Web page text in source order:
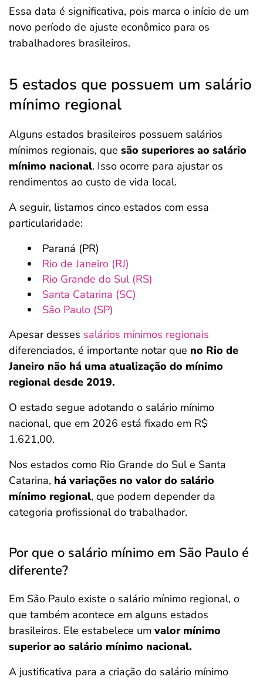
Essa data é significativa, pois marca o início de um
novo período de ajuste econômico para os
trabalhadores brasileiros.
5 estados que possuem um salário
mínimo regional
Alguns estados brasileiros possuem salários
mínimos regionais, que são superiores ao salário
mínimo nacional. Isso ocorre para ajustar os
rendimentos ao custo de vida local.
A seguir, listamos cinco estados com essa
particularidade:
Paraná (PR)
Rio de Janeiro (RJ)
Rio Grande do Sul (RS)
Santa Catarina (SC)
São Paulo (SP)
Apesar desses salários mínimos regionais
diferenciados, é importante notar que no Rio de
Janeiro não há uma atualização do mínimo
regional desde 2019.
O estado segue adotando o salário mínimo
nacional, que em 2026 está fixado em R$
1.621,00.
Nos estados como Rio Grande do Sul e Santa
Catarina, há variações no valor do salário
mínimo regional, que podem depender da
categoria profissional do trabalhador.
Por que o salário mínimo em São Paulo é
diferente?
Em São Paulo existe o salário mínimo regional, o
que também acontece em alguns estados
brasileiros. Ele estabelece um valor mínimo
superior ao salário mínimo nacional.
A justificativa para a criação do salário mínimo